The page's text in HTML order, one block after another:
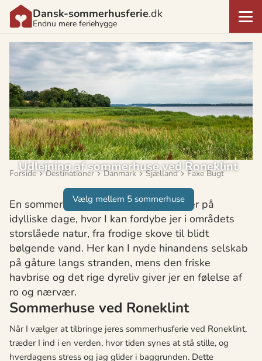
Dansk-sommerhusferie.dk
Endnu mere feriehygge
Udlejning af sommerhuse ved Roneklint
Vælg mellem 5 sommerhuse
Forside Destinationer Danmark Sjælland Faxe Bugt
En sommerhusferie ved Roneklint byder på
idylliske dage, hvor I kan fordybe jer i områdets
storslåede natur, fra frodige skove til blidt
bølgende vand. Her kan I nyde hinandens selskab
på gåture langs stranden, mens den friske
havbrise og det rige dyreliv giver jer en følelse af
ro og nærvær.
Sommerhuse ved Roneklint
Når I vælger at tilbringe jeres sommerhusferie ved Roneklint,
træder I ind i en verden, hvor tiden synes at stå stille, og
hverdagens stress og jag glider i baggrunden. Dette